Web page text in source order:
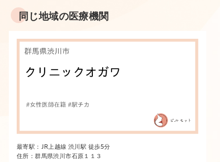
同じ地域の医療機関
最寄駅：JR上越線 渋川駅 徒歩5分
住所：群馬県渋川市石原１１３